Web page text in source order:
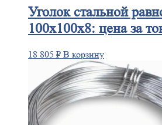
Уголокстальной
100х100х8: цена за
18 805 ₽ В корзину